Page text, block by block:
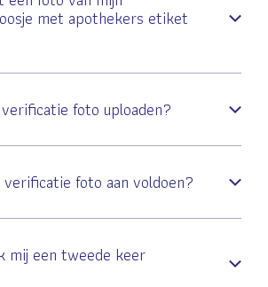
met apothekers etiket
foto uploaden?
foto aan voldoen?
mij een tweede keer